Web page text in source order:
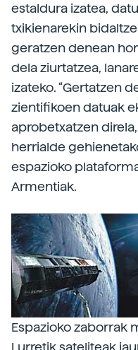
estaldura izatea,
txikienarekin
geratzen denean
dela ziurtatzea,
izateko. “Gertatzen
zientifikoen datuak
aprobetxatzen
herrialde
espazioko
Armentiak.
Espazioko zaborrak
Lurretik sateliteak